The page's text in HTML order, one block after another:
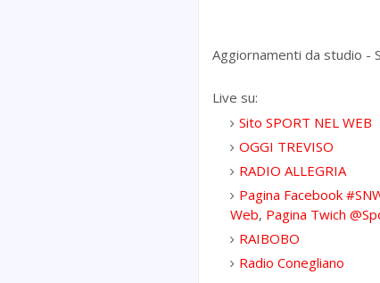
Aggiornamenti da studio -
Live su:
Sito SPORT NEL WEB
OGGI TREVISO
RADIO ALLEGRIA
Pagina Facebook
Web, Pagina Twich
RAIBOBO
Radio Conegliano